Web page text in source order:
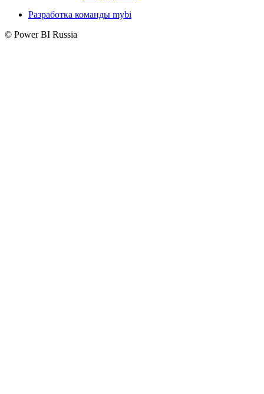
Разработка команды mybi
© Power BI Russia